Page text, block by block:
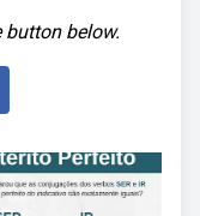
below.